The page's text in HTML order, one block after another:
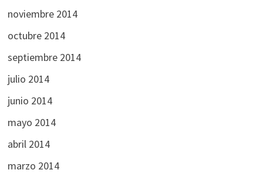
noviembre 2014
octubre 2014
septiembre 2014
julio 2014
junio 2014
mayo 2014
abril 2014
marzo 2014